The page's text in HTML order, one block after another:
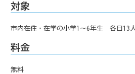
対象
市内在住・在学の小学1～6年生 各日13人
料金
無料